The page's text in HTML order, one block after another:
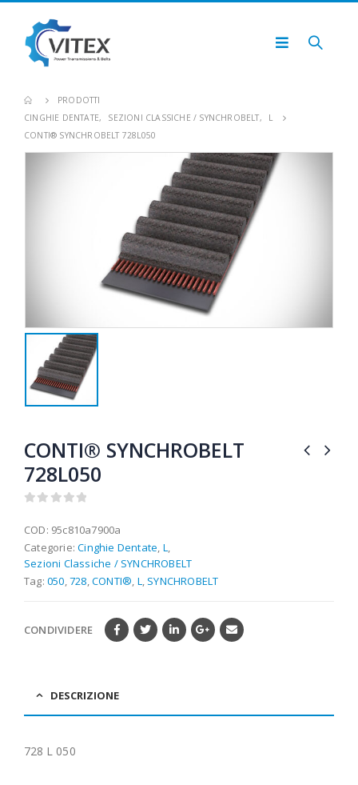
PRODOTTI
CINGHIE DENTATE, SEZIONI CLASSICHE / SYNCHROBELT,
L
CONTI® SYNCHROBELT 728L050
CONTI® SYNCHROBELT
728L050
COD: 95c810a7900a
Categorie:Cinghie Dentate L
Sezioni Classiche / SYNCHROBELT
Tag: 050 ,728 ,CONTI® L SYNCHROBELT
CONDIVIDERE
DESCRIZIONE
728 L 050